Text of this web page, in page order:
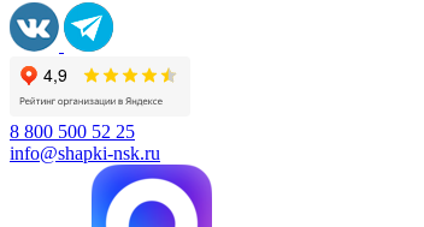
8 800 500 52 25
info@shapki-nsk.ru